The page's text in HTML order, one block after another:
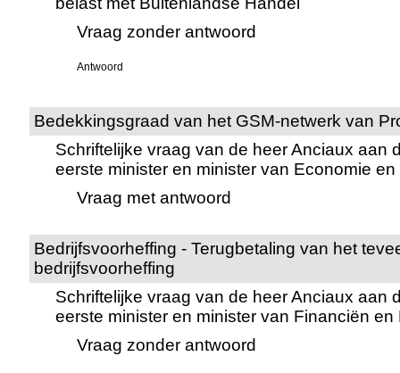
Vraag zonder antwoord
Antwoord
Bedekkingsgraad van het GSM-netwerk van
Schriftelijke vraag van de heer Anciaux aan
eerste minister en minister van Economie
Vraag met antwoord
Bedrijfsvoorheffing - Terugbetaling van het
bedrijfsvoorheffing
Schriftelijke vraag van de heer Anciaux aan
eerste minister en minister van Financiën
Vraag zonder antwoord